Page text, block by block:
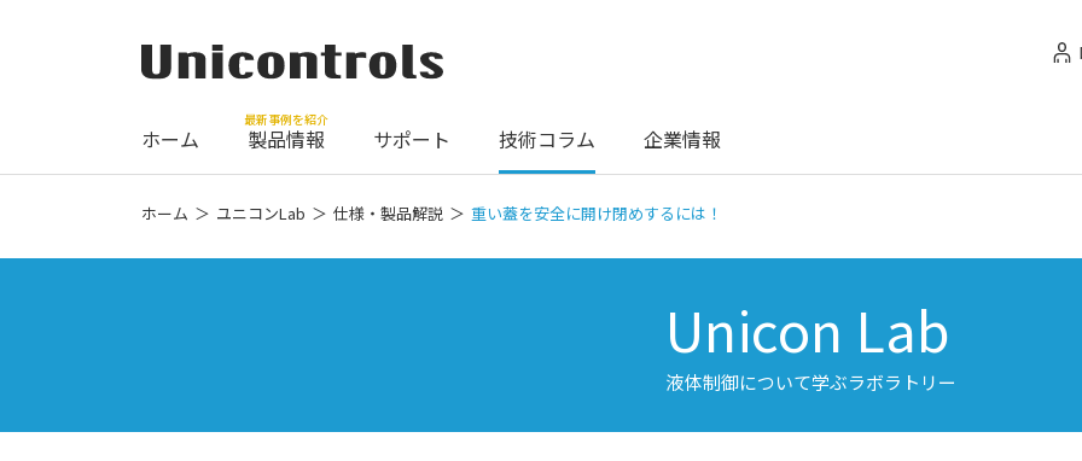
ホーム 製品情報
最新事例を紹介
サポート 技術コラム 企業情報
ホーム ユニコンLab 仕様・製品解説 重い蓋を安全に開け閉めするには！
Unicon Lab
液体制御について学ぶラボラトリー